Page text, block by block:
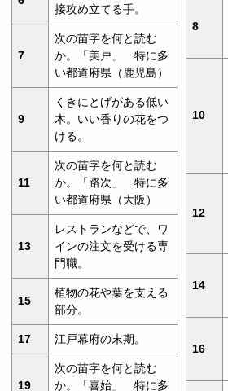
接攻め立てる手。
7
次の苗字を何と読む
か。「美戸」 特に多
い都道府県（鹿児島）
9
くきにとげがある低い
木。いい香りの花をつ
ける。
11
次の苗字を何と読む
か。「路次」 特に多
い都道府県（大阪）
13
レストランなどで、ワ
インの注文を受ける専
門職。
15
植物の花や葉を支える
部分。
17 江戸幕府の末期。
19
次の苗字を何と読む
か。「喜始」 特に多
8
10
12
14
16